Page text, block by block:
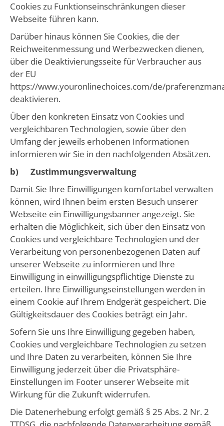
Cookies zu Funktionseinschränkungen dieser
Webseite führen kann.
Darüber hinaus können Sie Cookies, die der
Reichweitenmessung und Werbezwecken dienen,
über die Deaktivierungsseite für Verbraucher aus
der EU
https://www.youronlinechoices.com/de/
deaktivieren.
Über den konkreten Einsatz von Cookies und
vergleichbaren Technologien, sowie über den
Umfang der jeweils erhobenen Informationen
informieren wir Sie in den nachfolgenden Absätzen.
b) Zustimmungsverwaltung
Damit Sie Ihre Einwilligungen komfortabel verwalten
können, wird Ihnen beim ersten Besuch unserer
Webseite ein Einwilligungsbanner angezeigt. Sie
erhalten die Möglichkeit, sich über den Einsatz von
Cookies und vergleichbare Technologien und der
Verarbeitung von personenbezogenen Daten auf
unserer Webseite zu informieren und Ihre
Einwilligung in einwilligungspflichtige Dienste zu
erteilen. Ihre Einwilligungseinstellungen werden in
einem Cookie auf Ihrem Endgerät gespeichert. Die
Gültigkeitsdauer des Cookies beträgt ein Jahr.
Sofern Sie uns Ihre Einwilligung gegeben haben,
Cookies und vergleichbare Technologien zu setzen
und Ihre Daten zu verarbeiten, können Sie Ihre
Einwilligung jederzeit über die Privatsphäre-
Einstellungen im Footer unserer Webseite mit
Wirkung für die Zukunft widerrufen.
Die Datenerhebung erfolgt gemäß § 25 Abs. 2 Nr. 2